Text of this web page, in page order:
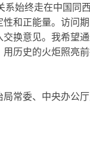
始终走在中国同
和正能量。访问
换意见。我希望
历史的火炬照亮
委、中央办公